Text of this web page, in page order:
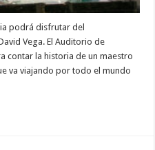
podrá disfrutar del
Vega. El Auditorio de
contar la historia de un maestro
va viajando por todo el mundo